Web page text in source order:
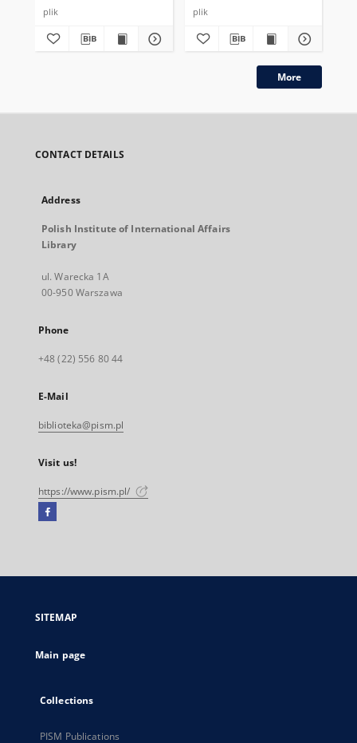
plik plik
More
CONTACT DETAILS
Address
Polish Institute of International Affairs
Library
ul. Warecka 1A
00-950 Warszawa
Phone
+48 (22) 556 80 44
E-Mail
biblioteka@pism.pl
Visit us!
https://www.pism.pl/
Facebook
open
new
SITEMAP
Main page
Collections
PISM Publications